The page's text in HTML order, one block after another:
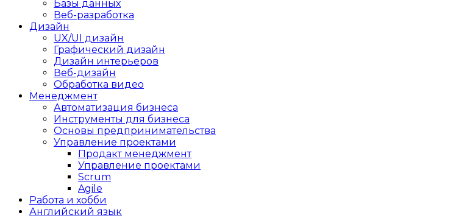
Базы данных
Веб-разработка
Дизайн
UX/UI дизайн
Графический дизайн
Дизайн интерьеров
Веб-дизайн
Обработка видео
Менеджмент
Автоматизация бизнеса
Инструменты для бизнеса
Основы предпринимательства
Управление проектами
Продакт менеджмент
Управление проектами
Scrum
Agile
Работа и хобби
Английский язык